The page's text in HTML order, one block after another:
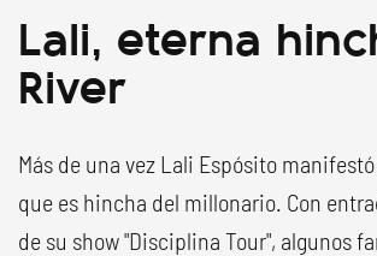
Lali, eterna
River
Más de una vez Lali Espósito
que es hincha del millonario. Con
de su show "Disciplina Tour", algunos